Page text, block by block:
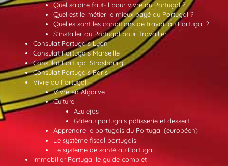
Quel salaire faut-il pour vivre au Portugal ?
Quel est le métier le mieux payé au Portugal ?
Quelles sont les conditions de travail au Portugal ?
S’installer au Portugal pour Travailler
Consulat Portugais Lyon
Consulat Portugais Marseille
Consulat Portugal Strasbourg
Consulat Portugais Paris
Vivre au Portugal
Vivre en Algarve
Culture
Azulejos
Gâteau portugais pâtisserie et dessert
Apprendre le portugais du Portugal (européen)
Le système fiscal portugais
Le système de santé au Portugal
Immobilier Portugal le guide complet